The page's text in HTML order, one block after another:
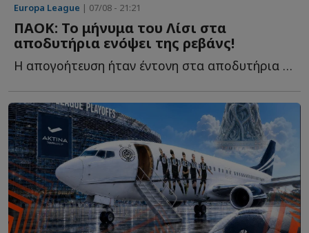
Europa League | 07/08 - 21:21
ΠΑΟΚ: Το μήνυμα του Λίσι στα
αποδυτήρια ενόψει της ρεβάνς!
Η απογοήτευση ήταν έντονη στα αποδυτήρια του ΠΑΟΚ μετά τ...